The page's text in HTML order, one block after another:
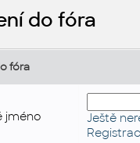
do fóra
fóra
jméno
Ještě